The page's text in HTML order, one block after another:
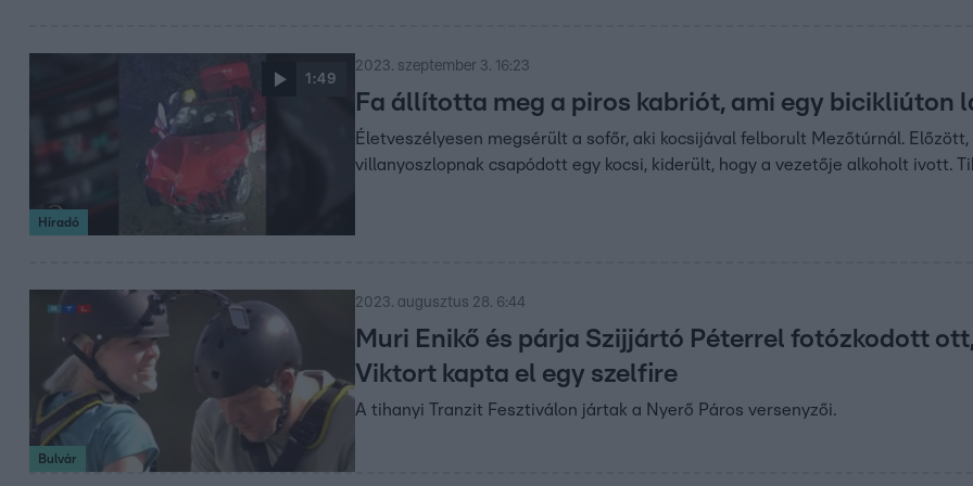
1:49
Híradó
2023. szeptember 3. 16:23
Fa állította meg a piros kabriót, ami egy bicikliúton
Életveszélyesen megsérült a sofőr, aki kocsijával felborult Mezőtúrnál.
villanyoszlopnak csapódott egy kocsi, kiderült, hogy a vezetője alkoholt ivott.
Bulvár
2023. augusztus 28. 6:44
Muri Enikő és párja Szijjártó Péterrel fotózkodott
Viktort kapta el egy szelfire
A tihanyi Tranzit Fesztiválon jártak a Nyerő Páros versenyzői.